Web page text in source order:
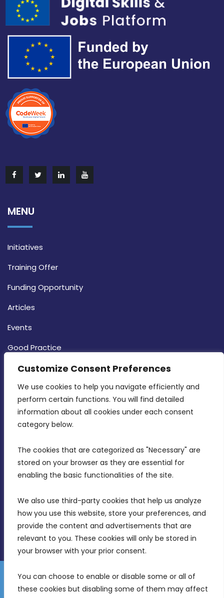
Customize Consent Preferences
We use cookies to help you navigate efficiently and
perform certain functions. You will find detailed
information about all cookies under each consent
category below.
The cookies that are categorized as "Necessary" are
stored on your browser as they are essential for
enabling the basic functionalities of the site.
We also use third-party cookies that help us analyze
how you use this website, store your preferences, and
provide the content and advertisements that are
relevant to you. These cookies will only be stored in
your browser with your prior consent.
You can choose to enable or disable some or all of
these cookies but disabling some of them may affect
MENU
Initiatives
Training Offer
Funding Opportunity
Articles
Events
Good Practice
Strategy
CONTACT INFO
MDIA, Twenty20 Business Centre, Triq l-
Birkirkara, CBD 3050
(356) 21 828 800
Office Hours: 7AM - 4PM
Gender Equality Plan
Data Protection Policy
© 2026 Malta Digital Innovation. All Rights Reserved.